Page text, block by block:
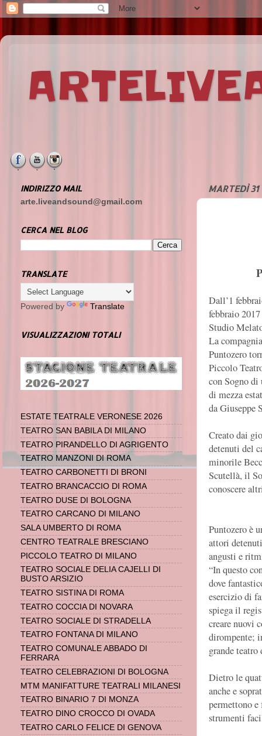
MARTEDÌ 31
Dall’1
febbraio
Studio
La compagnia
Puntozero
Piccolo
con Sogno di
di mezza
da Giuseppe
Creato dai
detenuti del
minorile
Scutellà, il
conoscere
Puntozero è
attori
angusti e
“In questo
dove
esercizio di
spiega il
creare nuovi
dirompente;
grande
Dietro le
anche e
permettono
strumenti
INDIRIZZO MAIL
arte.liveandsound@gmail.com
CERCA NEL BLOG
TRANSLATE
Powered by Translate
VISUALIZZAZIONI TOTALI
ESTATE TEATRALE VERONESE 2026
TEATRO SAN BABILA DI MILANO
TEATRO PIRANDELLO DI AGRIGENTO
TEATRO MANZONI DI ROMA
TEATRO CARBONETTI DI BRONI
TEATRO BRANCACCIO DI ROMA
TEATRO DUSE DI BOLOGNA
TEATRO CARCANO DI MILANO
SALA UMBERTO DI ROMA
CENTRO TEATRALE BRESCIANO
PICCOLO TEATRO DI MILANO
TEATRO SOCIALE DELIA CAJELLI DI
BUSTO ARSIZIO
TEATRO SISTINA DI ROMA
TEATRO COCCIA DI NOVARA
TEATRO SOCIALE DI STRADELLA
TEATRO FONTANA DI MILANO
TEATRO COMUNALE ABBADO DI
FERRARA
TEATRO CELEBRAZIONI DI BOLOGNA
MTM MANIFATTURE TEATRALI MILANESI
TEATRO BINARIO 7 DI MONZA
TEATRO DINO CROCCO DI OVADA
TEATRO CARLO FELICE DI GENOVA